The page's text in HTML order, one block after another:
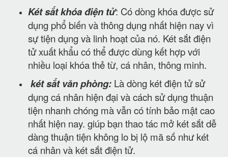
Két sắt khóa điện tử: Có dòng khóa được sử
dụng phổ biến và thông dụng nhất hiện nay vì
sự tiện dụng và linh hoạt của nó. Két sắt điện
tử xuất khẩu có thể được dùng kết hợp với
nhiều loại khóa thẻ từ, cá nhân, thông minh.
két sắt văn phòng: Là dòng két điện tử sử
dụng cá nhân hiện đại và cách sử dụng thuận
tiện nhanh chóng mà vẫn có tính bảo mật cao
nhất hiện nay. giúp bạn thao tác mở két sắt dễ
dàng thuận tiện không lo bị lộ mã số như két
cá nhân và két sắt điện tử.